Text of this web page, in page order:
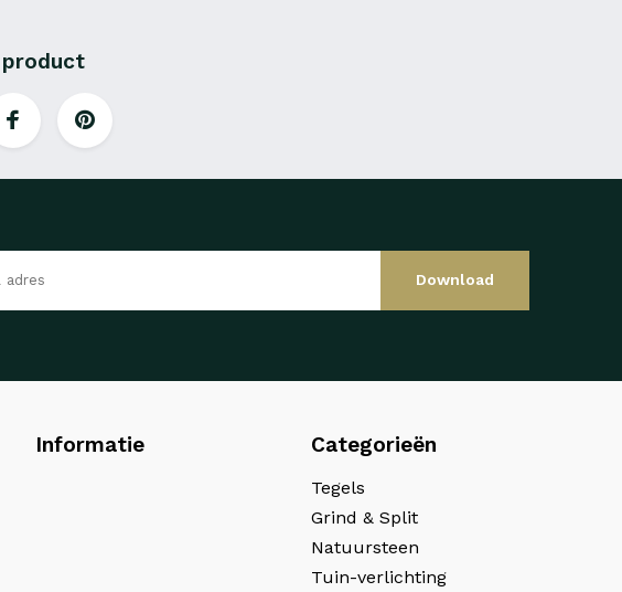
Download
Informatie Categorieën
Tegels
Grind & Split
Natuursteen
Tuin-verlichting